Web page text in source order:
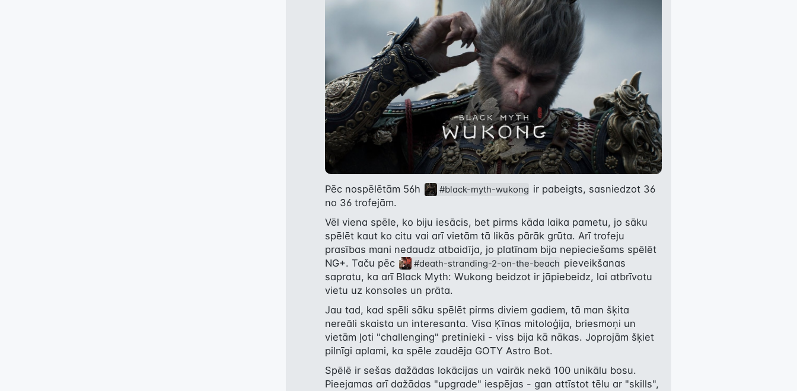
Pēc nospēlētām 56h #black-myth-wukong ir pabeigts, sasniedzot 36
no 36 trofejām.
Vēl viena spēle, ko biju iesācis, bet pirms kāda laika pametu, jo sāku
spēlēt kaut ko citu vai arī vietām tā likās pārāk grūta. Arī trofeju
prasības mani nedaudz atbaidīja, jo platīnam bija nepieciešams spēlēt
NG+. Taču pēc
#death-stranding-2-on-the-beach pieveikšanas
sapratu, ka arī Black Myth: Wukong beidzot ir jāpiebeidz, lai atbrīvotu
vietu uz konsoles un prāta.
Jau tad, kad spēli sāku spēlēt pirms diviem gadiem, tā man šķita
nereāli skaista un interesanta. Visa Ķīnas mitoloģija, briesmoņi un
vietām ļoti "challenging" pretinieki - viss bija kā nākas. Joprojām šķiet
pilnīgi aplami, ka spēle zaudēja GOTY Astro Bot.
Spēlē ir sešas dažādas lokācijas un vairāk nekā 100 unikālu bosu.
Pieejamas arī dažādas "upgrade" iespējas - gan attīstot tēlu ar "skills",